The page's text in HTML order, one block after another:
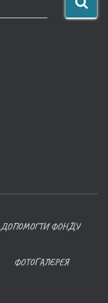
ДОПОМОГТИ ФОНДУ
ФОТОГАЛЕРЕЯ